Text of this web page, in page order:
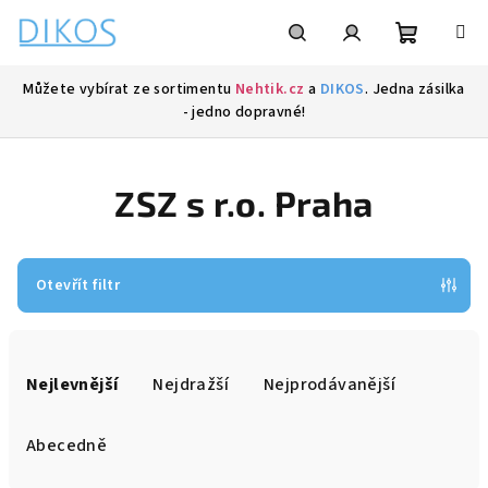
obsah
Můžete vybírat ze sortimentu Nehtik.cz a DIKOS. Jedna zásilka
- jedno dopravné!
ZSZ s r.o. Praha
Otevřít filtr
Nejlevnější Nejdražší Nejprodávanější
Abecedně